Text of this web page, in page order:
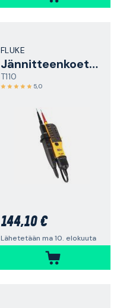
FLUKE
Jännitteenkoetin
T110
5,0
144,10 €
Lähetetään ma 10. elokuuta